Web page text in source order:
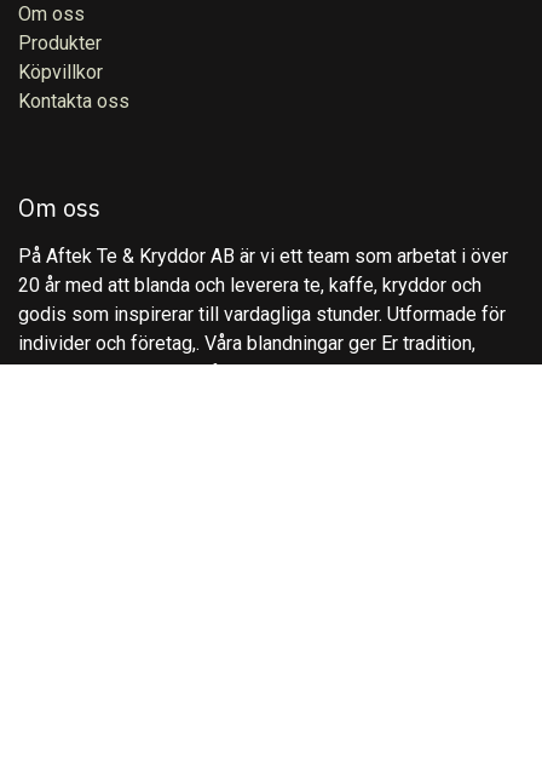
Om oss
Produkter
Köpvillkor
Kontakta oss
Om oss
På Aftek Te & Kryddor AB är vi ett team som arbetat i över
20 år med att blanda och leverera te, kaffe, kryddor och
godis som inspirerar till vardagliga stunder. Utformade för
individer och företag,. Våra blandningar ger Er tradition,
kvalitet och innovation för att höja din smakupplevelse.